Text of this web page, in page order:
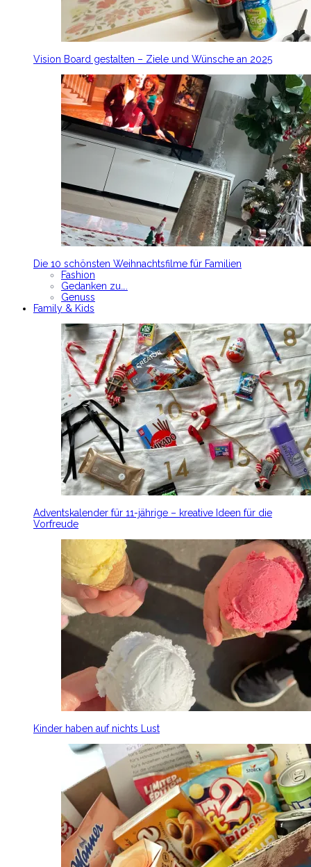
Vision Board gestalten – Ziele und Wünsche an 2025
Die 10 schönsten Weihnachtsfilme für Familien
Fashion
Gedanken zu….
Genuss
Family & Kids
Adventskalender für 11-jährige – kreative Ideen für die
Vorfreude
Kinder haben auf nichts Lust